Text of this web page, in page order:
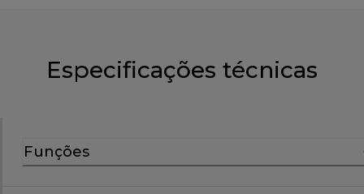
Especificações técnicas
Funções